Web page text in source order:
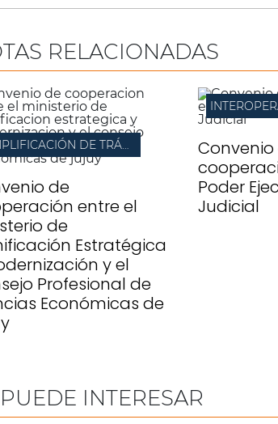
RELACIONADAS
SIMPLIFICACIÓN DE TRÁMITES
de
entre el
de
Estratégica
y el
Profesional de
Económicas de
Poder
Judicial
INTERESAR